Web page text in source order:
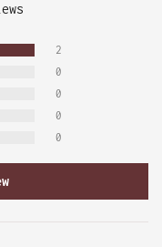
2
0
0
0
0